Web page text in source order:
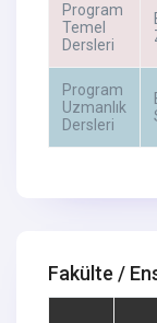
Program
Temel
Dersleri
Program
Uzmanlık
Dersleri
Fakülte /